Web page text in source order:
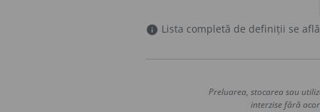
info Lista completă de definiții se
Preluarea, stocarea sau
interzise fără